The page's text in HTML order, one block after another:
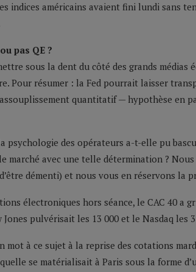
indices américains avaient fini lundi sans
pas QE ?
sous la dent du côté des grands
Pour résumer : la Fed pourrait laisser
quantitatif — hypothèse en
psychologie des opérateurs a-t-elle pu
marché avec une telle détermination ?
démenti) et nous vous en réservons la
électroniques hors séance, le CAC 40 a
Jones pulvérisait les 13 000 et le Nasdaq les
mot à ce sujet à la reprise des cotations
se matérialisait à Paris sous la forme